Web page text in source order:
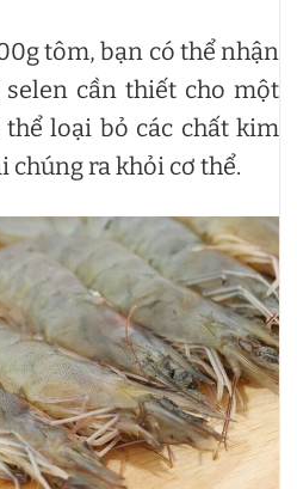
tôm, bạn có thể nhận
selen cần thiết cho một
thể loại bỏ các chất kim
chúng ra khỏi cơ thể.